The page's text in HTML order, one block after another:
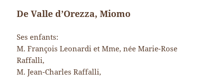
De Valle d’Orezza, Miomo
Ses enfants:
M. François Leonardi et Mme, née Marie-Rose
Raffalli,
M. Jean-Charles Raffalli,